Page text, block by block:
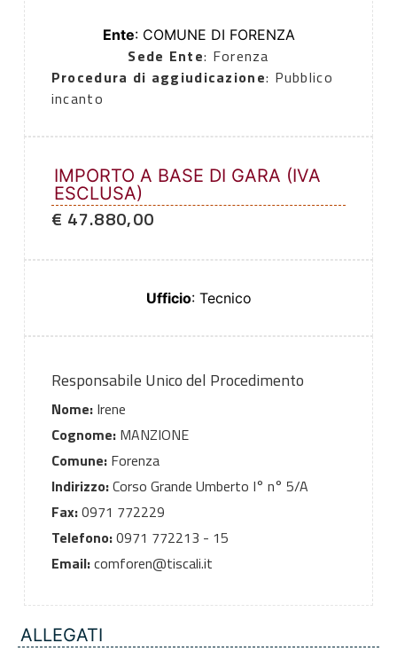
Ente: COMUNE DI FORENZA
Sede Ente: Forenza
Procedura di aggiudicazione: Pubblico
incanto
IMPORTO A BASE DI GARA (IVA
ESCLUSA)
€ 47.880,00
Ufficio: Tecnico
Responsabile Unico del Procedimento
Nome:Irene
Cognome:MANZIONE
Comune:Forenza
Indirizzo:Corso Grande Umberto I° n° 5/A
Fax:0971 772229
Telefono:0971 772213 - 15
Email:comforen@tiscali.it
ALLEGATI